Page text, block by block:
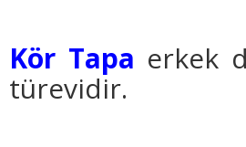
Kör Tapa erkek
türevidir.